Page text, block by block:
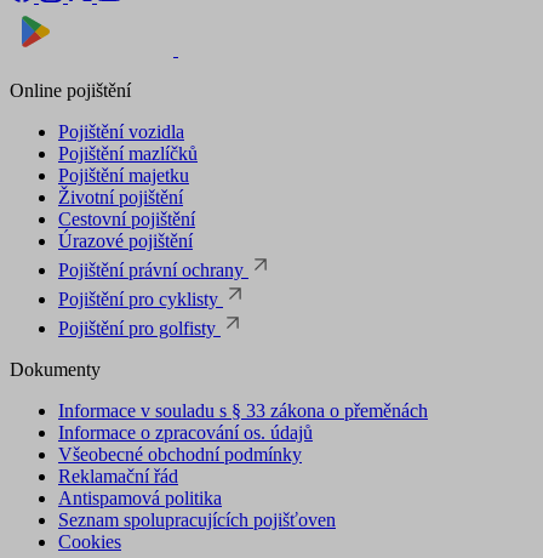
Online pojištění
Pojištění vozidla
Pojištění mazlíčků
Pojištění majetku
Životní pojištění
Cestovní pojištění
Úrazové pojištění
Pojištění právní ochrany
Pojištění pro cyklisty
Pojištění pro golfisty
Dokumenty
Informace v souladu s § 33 zákona o přeměnách
Informace o zpracování os. údajů
Všeobecné obchodní podmínky
Reklamační řád
Antispamová politika
Seznam spolupracujících pojišťoven
Cookies